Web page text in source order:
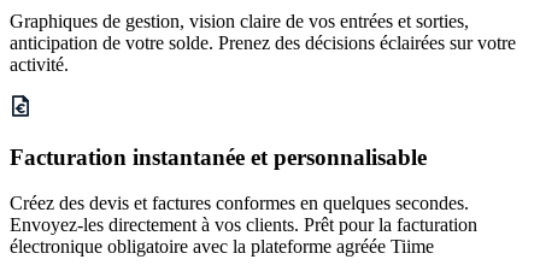
Graphiques de gestion, vision claire de vos entrées et sorties,
anticipation de votre solde. Prenez des décisions éclairées sur votre
activité.
Facturation instantanée et personnalisable
Créez des devis et factures conformes en quelques secondes.
Envoyez-les directement à vos clients. Prêt pour la facturation
électronique obligatoire avec la plateforme agréée Tiime